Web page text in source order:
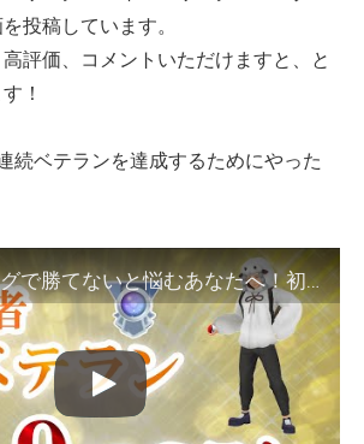
投稿しています。
評価、コメントいただけますと、と
！
続ベテランを達成するためにやった
GOバトルリーグで勝てないと悩むあなたへ！初心者からベテランになるまでにやった9つのことを紹介【ポケモンGO】